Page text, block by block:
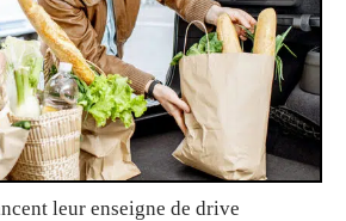
leur enseigne de drive